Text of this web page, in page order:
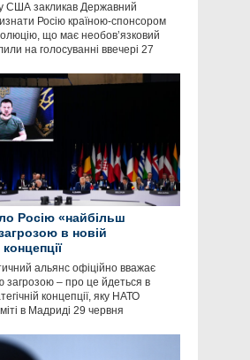
США закликав Державний
Росію країною-спонсором
що має необов’язковий
на голосуванні ввечері 27
Росію «найбільш
в новій
концепції
альянс офіційно вважає
загрозою – про це йдеться в
концепції, яку НАТО
в Мадриді 29 червня